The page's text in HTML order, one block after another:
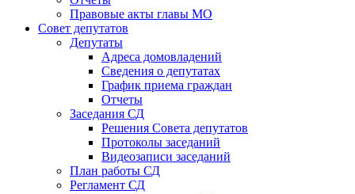
Правовые акты главы МО
Совет депутатов
Депутаты
Адреса домовладений
Сведения о депутатах
График приема граждан
Отчеты
Заседания СД
Решения Совета депутатов
Протоколы заседаний
Видеозаписи заседаний
План работы СД
Регламент СД